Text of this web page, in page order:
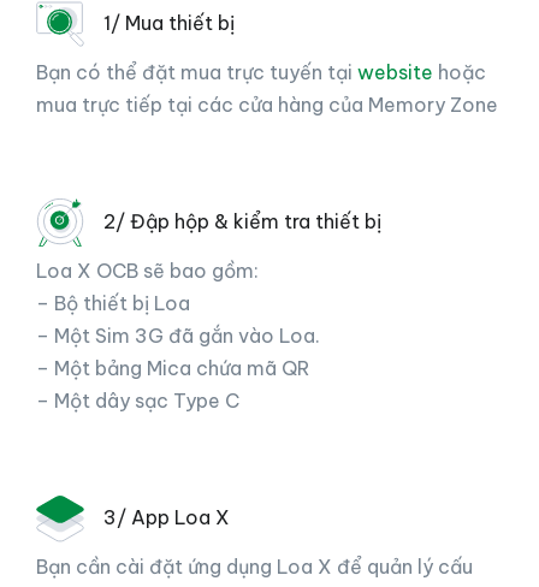
1/ Mua thiết bị
Bạn có thể đặt mua trực tuyến tại website hoặc
mua trực tiếp tại các cửa hàng của Memory Zone
2/ Đập hộp & kiểm tra thiết bị
Loa X OCB sẽ bao gồm:
– Bộ thiết bị Loa
– Một Sim 3G đã gắn vào Loa.
– Một bảng Mica chứa mã QR
– Một dây sạc Type C
3/ App Loa X
Bạn cần cài đặt ứng dụng Loa X để quản lý cấu